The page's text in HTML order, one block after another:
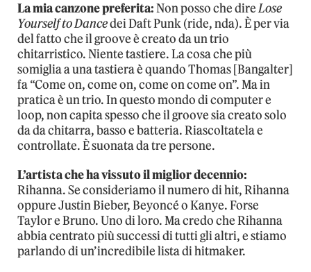
La mia canzone preferita:Non posso che direLose
Yourself to Dancedei Daft Punk (ride, nda). È per via
del fatto che il groove è creato da un trio
chitarristico. Niente tastiere. La cosa che più
somiglia a una tastiera è quando Thomas [Bangalter]
fa “Come on, come on, come on come on”. Ma in
pratica è un trio. In questo mondo di computer e
loop, non capita spesso che il groove sia creato solo
da da chitarra, basso e batteria. Riascoltatela e
controllate. È suonata da tre persone.
L’artista che ha vissuto il miglior decennio:
Rihanna. Se consideriamo il numero di hit, Rihanna
oppure Justin Bieber, Beyoncé o Kanye. Forse
Taylor e Bruno. Uno di loro. Ma credo che Rihanna
abbia centrato più successi di tutti gli altri, e stiamo
parlando di un’incredibile lista di hitmaker.